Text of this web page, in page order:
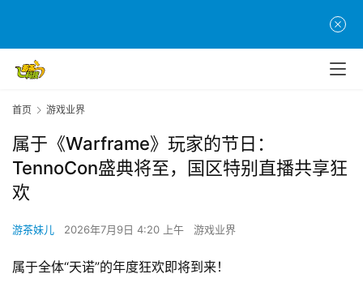
首页 游戏业界
属于《Warframe》玩家的节日：
TennoCon盛典将至，国区特别直播共享狂
欢
游茶妹儿 2026年7月9日 4:20 上午 游戏业界
属于全体“天诺”的年度狂欢即将到来！